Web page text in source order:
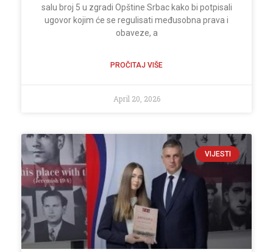
salu broj 5 u zgradi Opštine Srbac kako bi potpisali
ugovor kojim će se regulisati međusobna prava i
obaveze, a
PROČITAJ VIŠE
April 20, 2026
VIJESTI